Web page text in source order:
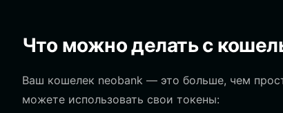
Что можно делать с
Ваш кошелек neobank — это больше, чем
можете использовать свои токены: